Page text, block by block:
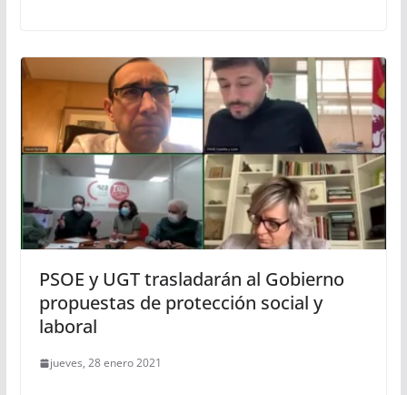
PSOE y UGT trasladarán al Gobierno
propuestas de protección social y
laboral
jueves, 28 enero 2021